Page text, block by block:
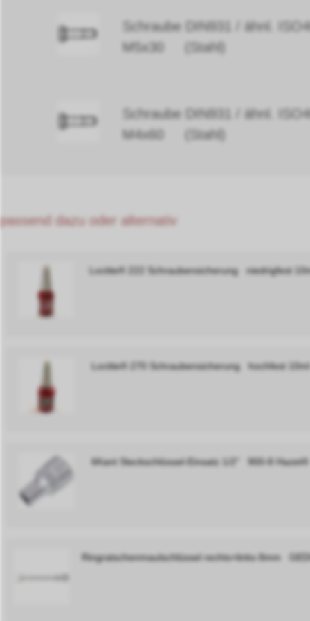
Schraube DIN931 / ähnl.
M5x30 (Stahl)
Schraube DIN931 / ähnl.
M4x60 (Stahl)
passend dazu oder alternativ
Loctite® 222 Schraubensicherung niedrigfest
Loctite® 270 Schraubensicherung hochfest 10ml
6Kant Steckschlüssel-Einsatz 1/2" 900-8 Hazet®
Ringratschenmaulschlüssel rechts+links 8mm